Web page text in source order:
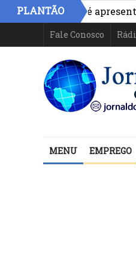
PLANTÃO
Bahia é apresentado
Fale Conosco
MENU EMPREGO